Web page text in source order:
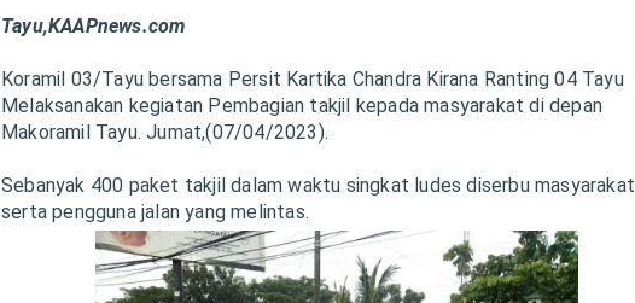
Tayu,KAAPnews.com
Koramil 03/Tayu bersama Persit Kartika Chandra Kirana Ranting 04 Tayu
Melaksanakan kegiatan Pembagian takjil kepada masyarakat di depan
Makoramil Tayu. Jumat,(07/04/2023).
Sebanyak 400 paket takjil dalam waktu singkat ludes diserbu masyarakat
serta pengguna jalan yang melintas.